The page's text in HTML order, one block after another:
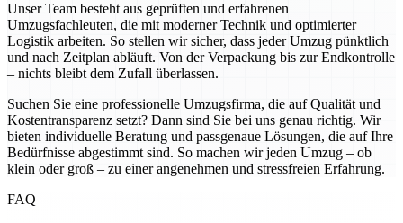
Unser Team besteht aus geprüften und erfahrenen
Umzugsfachleuten, die mit moderner Technik und optimierter
Logistik arbeiten. So stellen wir sicher, dass jeder Umzug pünktlich
und nach Zeitplan abläuft. Von der Verpackung bis zur Endkontrolle
– nichts bleibt dem Zufall überlassen.
Suchen Sie eine professionelle Umzugsfirma, die auf Qualität und
Kostentransparenz setzt? Dann sind Sie bei uns genau richtig. Wir
bieten individuelle Beratung und passgenaue Lösungen, die auf Ihre
Bedürfnisse abgestimmt sind. So machen wir jeden Umzug – ob
klein oder groß – zu einer angenehmen und stressfreien Erfahrung.
FAQ